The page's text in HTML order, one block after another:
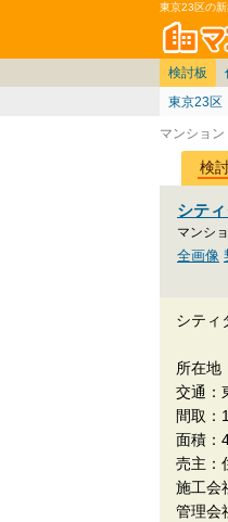
東京23区の
検討板
東京23区
東京
価格表
住宅ロー
雑談
お便り返
関東
東京都
注文住宅
マンション
検
シテ
マンシ
全画像
シティ
所在地
交通：
間取：
面積：
売主：
施工会
管理会